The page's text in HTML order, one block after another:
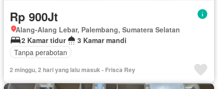
Rp 900Jt
Alang-Alang Lebar, Palembang, Sumatera Selatan
2 Kamar tidur
3 Kamar mandi
Tanpa perabotan
2 minggu, 2 hari yang lalu masuk - Frisca Rey